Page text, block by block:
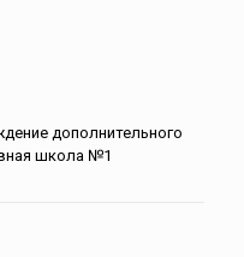
дополнительного
школа №1